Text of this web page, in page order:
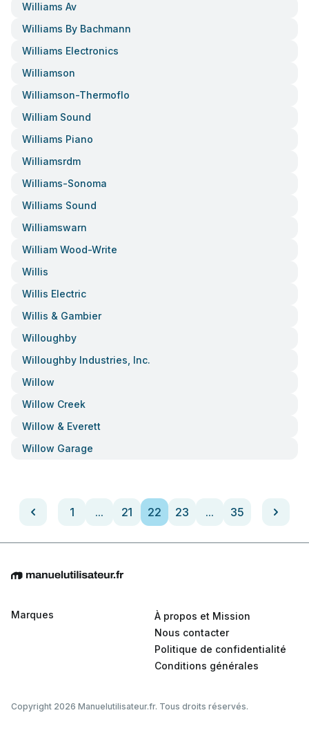
Williams Av
Williams By Bachmann
Williams Electronics
Williamson
Williamson-Thermoflo
William Sound
Williams Piano
Williamsrdm
Williams-Sonoma
Williams Sound
Williamswarn
William Wood-Write
Willis
Willis Electric
Willis & Gambier
Willoughby
Willoughby Industries, Inc.
Willow
Willow Creek
Willow & Everett
Willow Garage
1 ... 21 22 23 ... 35
Marques
À propos et Mission
Nous contacter
Politique de confidentialité
Conditions générales
Copyright 2026 Manuelutilisateur.fr. Tous droits réservés.